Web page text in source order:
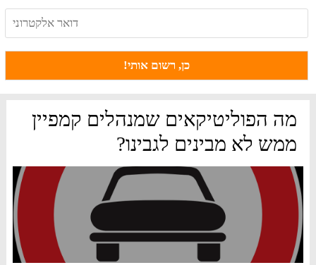
מה הפוליטיקאים שמנהלים קמפיין
ממש לא מבינים לגבינו?